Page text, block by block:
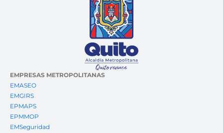
EMPRESAS METROPOLITANAS
EMASEO
EMGIRS
EPMAPS
EPMMOP
EMSeguridad